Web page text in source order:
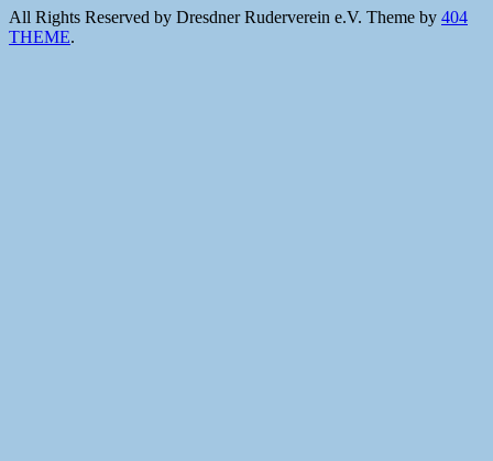
All Rights Reserved by Dresdner Ruderverein e.V. Theme by 404
THEME.